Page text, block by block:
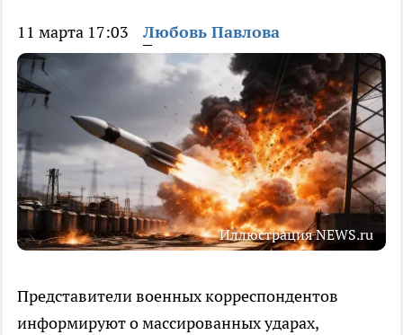
11 марта 17:03 Любовь Павлова
Иллюстрация NEWS.ru
Представители военных корреспондентов
информируют о массированных ударах,